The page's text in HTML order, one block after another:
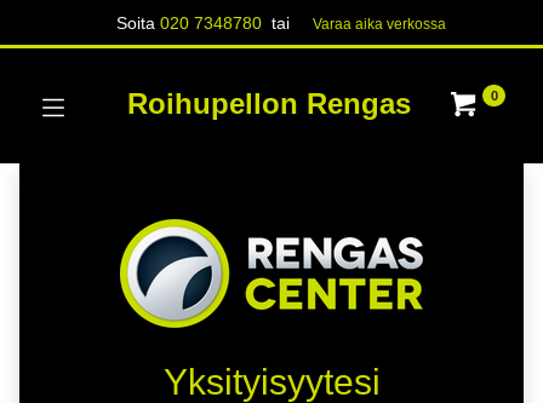
Soita020 7348780 tai Varaa aika verk​​​​ossa
Roihupellon Rengas 0
Yksityisyytesi